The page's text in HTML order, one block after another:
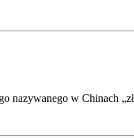
nazywanego w Chinach